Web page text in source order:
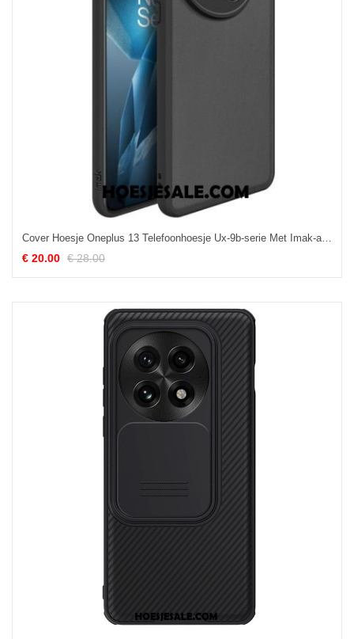
Cover Hoesje Oneplus 13 Telefoonhoesje Ux-9b-serie Met Imak-airbagbescherming
€ 20.00 € 28.00